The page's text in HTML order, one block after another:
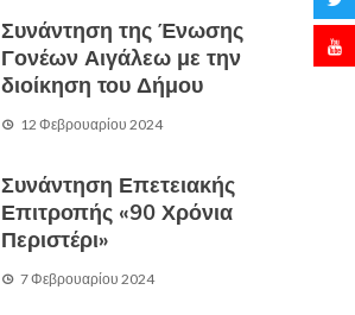
Συνάντηση της Ένωσης
Γονέων Αιγάλεω με την
διοίκηση του Δήμου
12 Φεβρουαρίου 2024
Συνάντηση Επετειακής
Επιτροπής «90 Χρόνια
Περιστέρι»
7 Φεβρουαρίου 2024